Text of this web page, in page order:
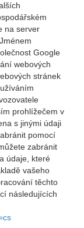
na server
Google
webových
stránek
prohlížečem v
s jinými údaji
pomocí
zabránit
údaje, které
vašeho
těchto
následujících